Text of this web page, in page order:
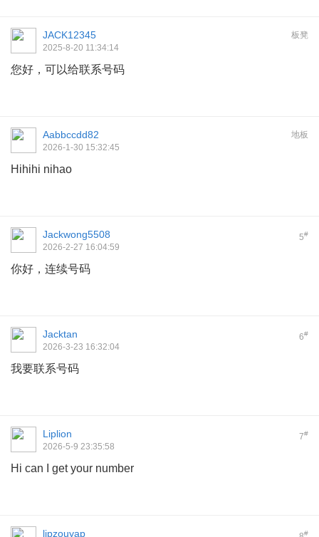
板凳
JACK12345
2025-8-20 11:34:14
您好，可以给联系号码
地板
Aabbccdd82
2026-1-30 15:32:45
Hihihi nihao
5#
Jackwong5508
2026-2-27 16:04:59
你好，连续号码
6#
Jacktan
2026-3-23 16:32:04
我要联系号码
7#
Liplion
2026-5-9 23:35:58
Hi can I get your number
#
lipzouyap